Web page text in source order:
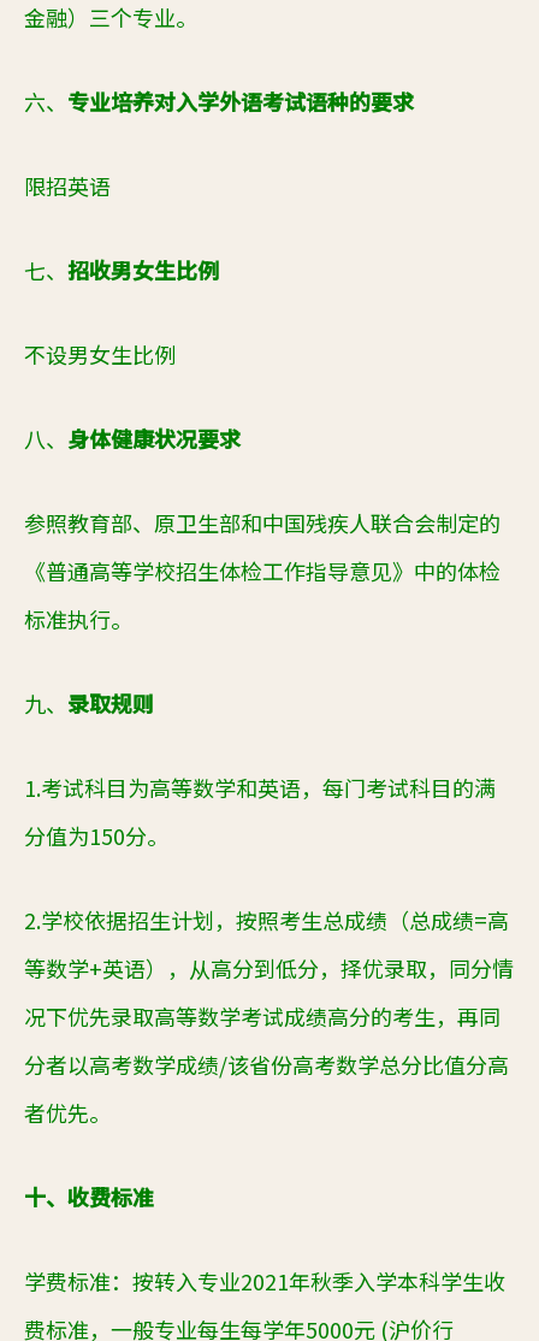
金融）三个专业。
六、 专业培养对入学外语考试语种的要求
限招英语
七、 招收男女生比例
不设男女生比例
八、 身体健康状况要求
参照教育部、原卫生部和中国残疾人联合会制定的
《普通高等学校招生体检工作指导意见》中的体检
标准执行。
九、 录取规则
1.考试科目为高等数学和英语，每门考试科目的满
分值为150分。
2.学校依据招生计划，按照考生总成绩（总成绩=高
等数学+英语），从高分到低分，择优录取，同分情
况下优先录取高等数学考试成绩高分的考生，再同
分者以高考数学成绩/该省份高考数学总分比值分高
者优先。
十、收费标准
学费标准： 按转入专业2021年秋季入学本科学生收
费标准，一般专业每生每学年5000元 (沪价行